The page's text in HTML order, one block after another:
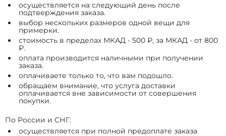
осуществляется на следующий день после
подтверждения заказа.
выбор нескольких размеров одной вещи для
примерки.
стоимость в пределах МКАД - 500 ₽, за МКАД - от 800
₽.
оплата производится наличными при получении
заказа.
оплачиваете только то, что вам подошло.
обращаем внимание, что услуга доставки
оплачивается вне зависимости от совершения
покупки.
По России и СНГ:
осуществляется при полной предоплате заказа